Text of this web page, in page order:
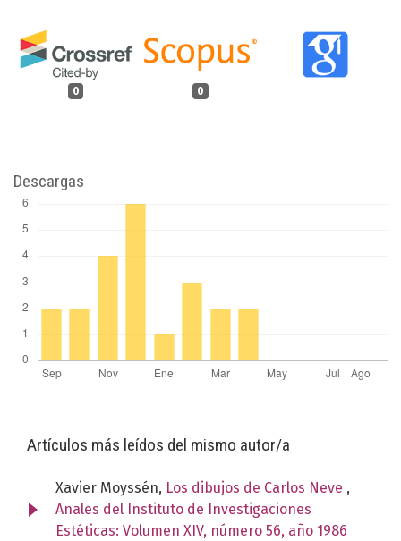
0 0
Descargas
Artículos más leídos del mismo autor/a
Xavier Moyssén, Los dibujos de Carlos Neve ,
Anales del Instituto de Investigaciones
Estéticas: Volumen XIV, número 56, año 1986